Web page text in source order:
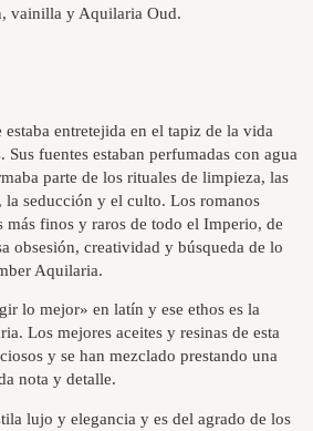
vainilla y Aquilaria Oud.
entretejida en el tapiz de la vida
fuentes estaban perfumadas con agua
parte de los rituales de limpieza, las
la seducción y el culto. Los romanos
más finos y raros de todo el Imperio, de
obsesión, creatividad y búsqueda de lo
Aquilaria.
lo mejor» en latín y ese ethos es la
Los mejores aceites y resinas de esta
y se han mezclado prestando una
nota y detalle.
lujo y elegancia y es del agrado de los